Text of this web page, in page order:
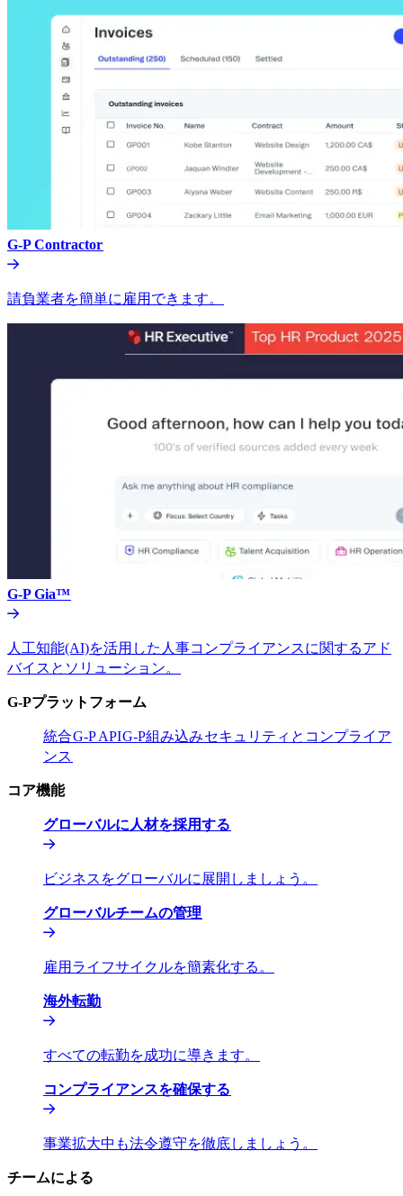
G-P Contractor​​
請負業者を簡単に雇用できます。​​
G-P Gia™​​
人工知能(AI)を活用した人事コンプライアンスに関するアド
バイスとソリューション。​​
G-Pプラットフォーム​​
統合​​G-P API​​G-P組み込み​​セキュリティとコンプライア
ンス​​
コア機能​​
グローバルに人材を採用する​​
ビジネスをグローバルに展開しましょう。​​
グローバルチームの管理​​
雇用ライフサイクルを簡素化する。​​
海外転勤​​
すべての転勤を成功に導きます。​​
コンプライアンスを確保する​​
事業拡大中も法令遵守を徹底しましょう。​​
チームによる​​